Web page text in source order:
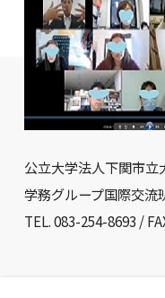
公立大学法人下関市立
学務グループ国際交流
TEL. 083-254-8693 /